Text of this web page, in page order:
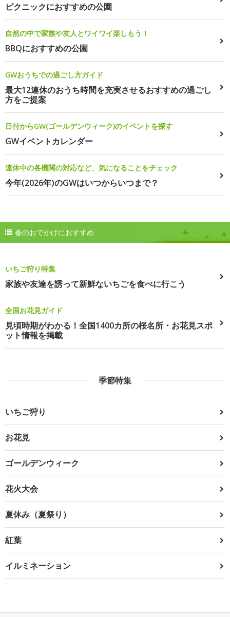
ピクニックにおすすめの公園
自然の中で家族や友人とワイワイ楽しもう！
BBQにおすすめの公園
GWおうちでの過ごし方ガイド
最大12連休のおうち時間を充実させるおすすめの過ごし
方をご提案
日付からGW(ゴールデンウィーク)のイベントを探す
GWイベントカレンダー
連休中の各機関の対応など、気になることをチェック
今年(2026年)のGWはいつからいつまで？
春のおでかけにおすすめ
いちご狩り特集
家族や友達を誘って新鮮ないちごを食べに行こう
全国お花見ガイド
見頃時期がわかる！全国1400カ所の桜名所・お花見スポ
ット情報を掲載
季節特集
いちご狩り
お花見
ゴールデンウィーク
花火大会
夏休み（夏祭り）
紅葉
イルミネーション